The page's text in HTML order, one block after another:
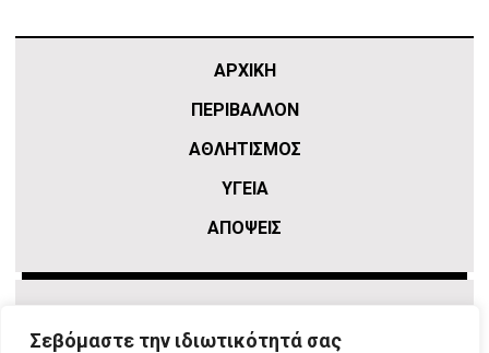
Σεβόμαστε την ιδιωτικότητά σας
ΑΡΧΙΚΗ
ΠΕΡΙΒΑΛΛΟΝ
ΑΘΛΗΤΙΣΜΌΣ
ΥΓΕΙΑ
ΑΠΟΨΕΙΣ